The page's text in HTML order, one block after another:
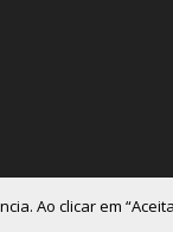
Ao clicar em